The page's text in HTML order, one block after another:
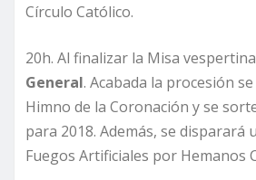
Círculo Católico.
20h. Al finalizar la Misa
General. Acabada la procesión
Himno de la Coronación y se
para 2018. Además, se disparará
Fuegos Artificiales por Hemanos